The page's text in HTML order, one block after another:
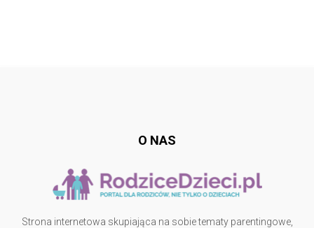
O NAS
Strona internetowa skupiająca na sobie tematy parentingowe,